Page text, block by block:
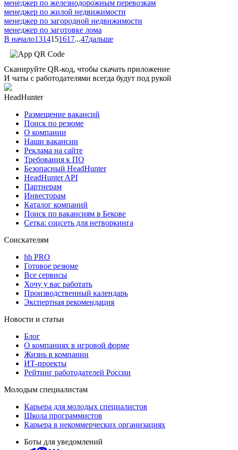
менеджер по железнодорожным перевозкам
менеджер по жилой недвижимости
менеджер по загородной недвижимости
менеджер по заготовке лома
В начало1314151617...47дальше
Сканируйте QR-код, чтобы скачать приложение
И чаты с работодателями всегда будут под рукой
HeadHunter
Размещение вакансий
Поиск по резюме
О компании
Наши вакансии
Реклама на сайте
Требования к ПО
Безопасный HeadHunter
HeadHunter API
Партнерам
Инвесторам
Каталог компаний
Поиск по вакансиям в Бекове
Сетка: соцсеть для нетворкинга
Соискателям
hh PRO
Готовое резюме
Все сервисы
Хочу у вас работать
Производственный календарь
Экспертная рекомендация
Новости и статьи
Блог
О компаниях в игровой форме
Жизнь в компании
ИТ-проекты
Рейтинг работодателей России
Молодым специалистам
Карьера для молодых специалистов
Школа программистов
Карьера в некоммерческих организациях
Боты для уведомлений